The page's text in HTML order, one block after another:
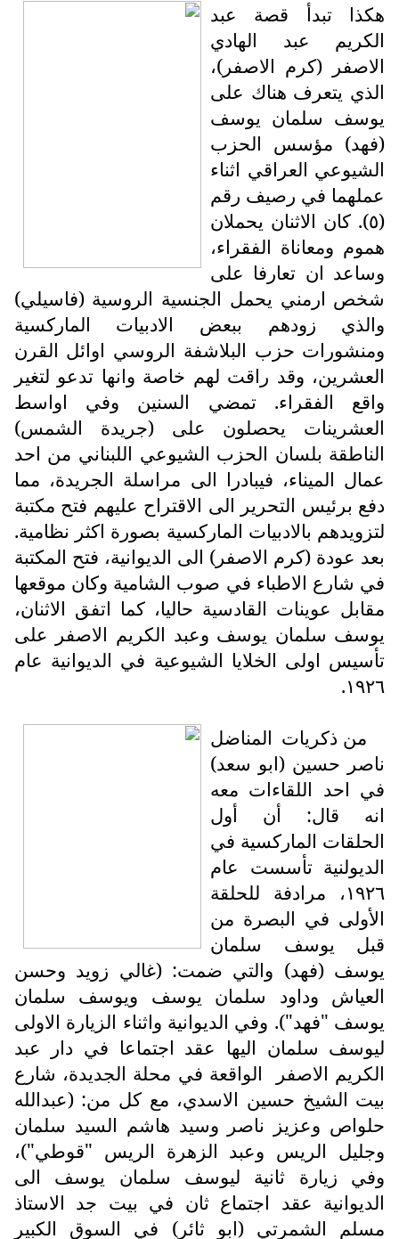
هكذا تبدأ قصة عبد
الكريم عبد الهادي
الاصفر (كرم الاصفر)،
الذي يتعرف هناك على
يوسف سلمان يوسف
(فهد) مؤسس الحزب
الشيوعي العراقي اثناء
عملهما في رصيف رقم
(٥). كان الاثنان يحملان
هموم ومعاناة الفقراء،
وساعد ان تعارفا على
شخص ارمني يحمل الجنسية الروسية (فاسيلي)
والذي زودهم ببعض الادبيات الماركسية
ومنشورات حزب البلاشفة الروسي اوائل القرن
العشرين، وقد راقت لهم خاصة وانها تدعو لتغير
واقع الفقراء. تمضي السنين وفي اواسط
العشرينات يحصلون على (جريدة الشمس)
الناطقة بلسان الحزب الشيوعي اللبناني من احد
عمال الميناء، فيبادرا الى مراسلة الجريدة، مما
دفع برئيس التحرير الى الاقتراح عليهم فتح مكتبة
لتزويدهم بالادبيات الماركسية بصورة اكثر نظامية.
بعد عودة (كرم الاصفر) الى الديوانية، فتح المكتبة
في شارع الاطباء في صوب الشامية وكان موقعها
مقابل عوينات القادسية حاليا، كما اتفق الاثنان،
يوسف سلمان يوسف وعبد الكريم الاصفر على
تأسيس اولى الخلايا الشيوعية في الديوانية عام
١٩٢٦.
من ذكريات المناضل
ناصر حسين (ابو سعد)
في احد اللقاءات معه
انه قال: أن أول
الحلقات الماركسية في
الديولنية تأسست عام
١٩٢٦، مرادفة للحلقة
الأولى في البصرة من
قبل يوسف سلمان
يوسف (فهد) والتي ضمت: (غالي زويد وحسن
العياش وداود سلمان يوسف ويوسف سلمان
يوسف "فهد"). وفي الديوانية واثناء الزيارة الاولى
ليوسف سلمان اليها عقد اجتماعا في دار عبد
الكريم الاصفر
الواقعة في محلة الجديدة، شارع
بيت الشيخ حسين الاسدي، مع كل من: (عبدالله
حلواص وعزيز ناصر وسيد هاشم السيد سلمان
وجليل الريس وعبد الزهرة الريس "قوطي")،
وفي زيارة ثانية ليوسف سلمان يوسف الى
الديوانية عقد اجتماع ثان في بيت جد الاستاذ
مسلم الشمرتي (ابو ثائر) في السوق الكبير